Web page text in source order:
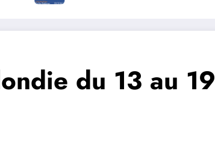
du 13 au 19